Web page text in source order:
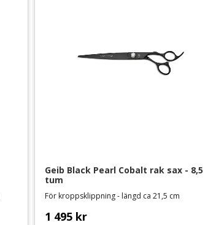
Geib Black Pearl Cobalt rak sax - 8,5
tum
För kroppsklippning - längd ca 21,5 cm
1 495 kr